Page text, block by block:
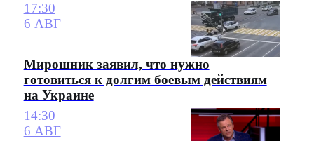
17:30
6 АВГ
Мирошник заявил, что нужно
готовиться к долгим боевым действиям
на Украине
14:30
6 АВГ